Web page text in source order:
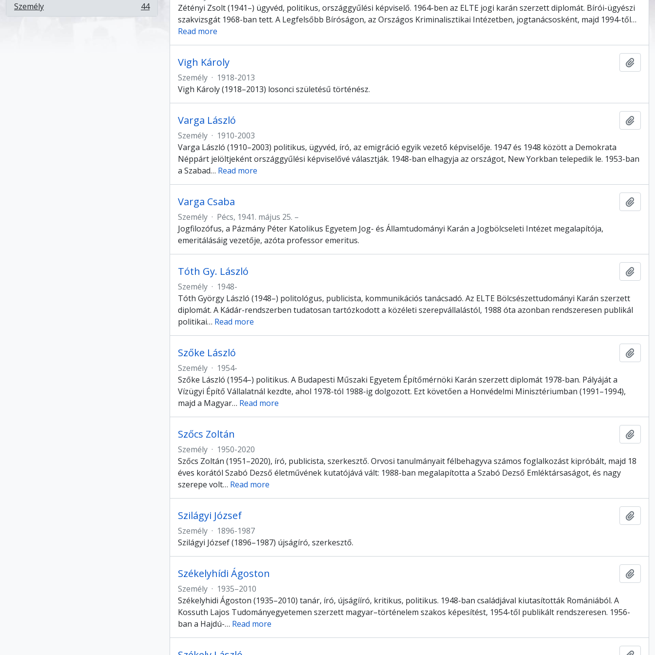
Személy
, 44 eredmények 44
Zétényi Zsolt (1941–) ügyvéd, politikus, országgyűlési képviselő. 1964-ben az ELTE jogi karán szerzett diplomát. Bírói-ügyészi
szakvizsgát 1968-ban tett. A Legfelsőbb Bíróságon, az Országos Kriminalisztikai Intézetben, jogtanácsosként, majd 1994-től…
Read more
Vigh Károly
Személy · 1918-2013
Vigh Károly (1918–2013) losonci születésű történész.
Varga László
Személy · 1910-2003
Varga László (1910–2003) politikus, ügyvéd, író, az emigráció egyik vezető képviselője. 1947 és 1948 között a Demokrata
Néppárt jelöltjeként országgyűlési képviselővé választják. 1948-ban elhagyja az országot, New Yorkban telepedik le. 1953-ban
a Szabad… Read more
Varga Csaba
Személy · Pécs, 1941. május 25. –
Jogfilozófus, a Pázmány Péter Katolikus Egyetem Jog- és Államtudományi Karán a Jogbölcseleti Intézet megalapítója,
emeritálásáig vezetője, azóta professor emeritus.
Tóth Gy. László
Személy · 1948-
Tóth György László (1948–) politológus, publicista, kommunikációs tanácsadó. Az ELTE Bölcsészettudományi Karán szerzett
diplomát. A Kádár-rendszerben tudatosan tartózkodott a közéleti szerepvállalástól, 1988 óta azonban rendszeresen publikál
politikai… Read more
Szőke László
Személy · 1954-
Szőke László (1954–) politikus. A Budapesti Műszaki Egyetem Építőmérnöki Karán szerzett diplomát 1978-ban. Pályáját a
Vízügyi Építő Vállalatnál kezdte, ahol 1978-tól 1988-ig dolgozott. Ezt követően a Honvédelmi Minisztériumban (1991–1994),
majd a Magyar… Read more
Szőcs Zoltán
Személy · 1950-2020
Szőcs Zoltán (1951–2020), író, publicista, szerkesztő. Orvosi tanulmányait félbehagyva számos foglalkozást kipróbált, majd 18
éves korától Szabó Dezső életművének kutatójává vált: 1988-ban megalapította a Szabó Dezső Emléktársaságot, és nagy
szerepe volt… Read more
Szilágyi József
Személy · 1896-1987
Szilágyi József (1896–1987) újságíró, szerkesztő.
Székelyhídi Ágoston
Személy · 1935–2010
Székelyhidi Ágoston (1935–2010) tanár, író, újságííró, kritikus, politikus. 1948-ban családjával kiutasították Romániából. A
Kossuth Lajos Tudományegyetemen szerzett magyar–történelem szakos képesítést, 1954-től publikált rendszeresen. 1956-
ban a Hajdú-… Read more